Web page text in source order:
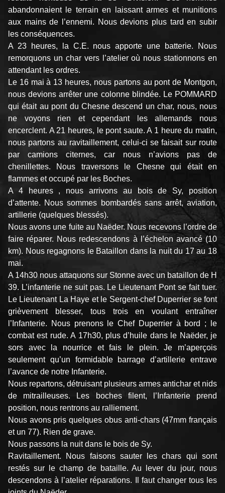
abandonnaient le terrain en laissant armes et munitions
aux mains de l’ennemi. Nous devions plus tard en subir
les conséquences.
A 23 heures, la C.E. nous apporte une batterie. Nous
remorquons un char vers l’atelier où nous stationnons en
attendant les ordres.
Le 16 mai à 13 heures, nous partons au pont de Montgon,
nous devions arrêter une colonne blindée. Le POMMARD
qui était au pont du Chesne descend un char, nous, nous
ne voyons rien et cependant les allemands nous
encerclent. A 21 heures, le pont saute. A 1 heure du matin,
nous partons au ravitaillement, celui-ci se faisait sur route
par camions citernes, car nous n’avions pas de
chenillettes. Nous traversons le Chesne qui était en
flammes et occupé par les Boches.
A 4 heures , nous arrivons au bois de Sy, position
d’attente. Nous sommes bombardés sans arrêt, aviation,
artillerie (quelques blessés).
Nous avons une fuite au Naëder. Nous recevons l’ordre de
faire réparer. Nous redescendons à l’échelon avancé (10
km). Nous regagnons le Bataillon dans la nuit du 17 au 18
mai.
A 14h30 nous attaquons sur Stonne avec un bataillon de H
39. L’infanterie ne suit pas. Le Lieutenant Pont se fait tuer.
Le Lieutenant La Haye et le Sergent-chef Duperrier se font
grièvement blesser, tous trois en voulant entraîner
l’Infanterie. Nous prenons le Chef Duperrier à bord ; le
combat est rude. A 17h30, plus d’huile dans le Naëder, je
sors avec la nourrice et fais le plein. Je m’aperçois
seulement qu’un formidable barrage d’artillerie entrave
l’avance de notre Infanterie.
Nous repartons, détruisant plusieurs armes antichar et nids
de mitrailleuses. Les boches filent, l’Infanterie prend
position, nous rentrons au ralliement.
Nous avons pris quelques obus anti-chars (47mm français
et un 77). Rien de grave.
Nous passons la nuit dans le bois de Sy.
Ravitaillement. Nous faisons sauter les chars qui sont
restés sur le champ de bataille. Au lever du jour, nous
descendons à l’atelier réparations. Il faut changer tous les